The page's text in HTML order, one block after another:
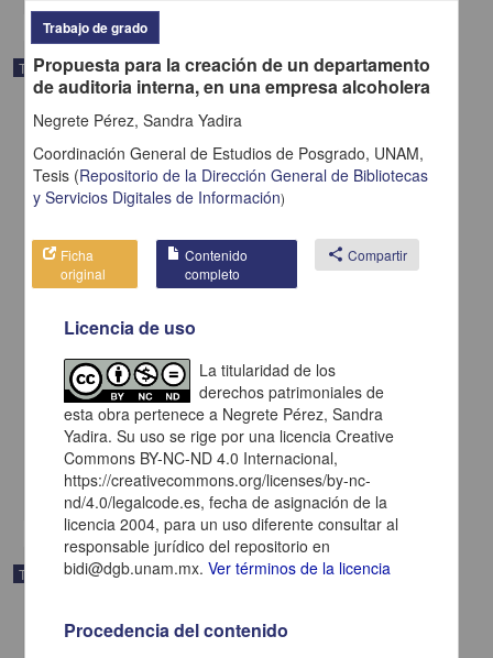
Trabajo de grado
Importancia de la ética profesional en el docente
Jorge Martínez, Mayra Elisa
Artes y Humanidades
Trabajo de grado
Trabajo de grado
Propuesta para la creación de un departamento
de auditoria interna, en una empresa alcoholera
Negrete Pérez, Sandra Yadira
Coordinación General de Estudios de Posgrado, UNAM,
Tesis (Repositorio de la Dirección General de Bibliotecas
y Servicios Digitales de Información)
Ficha
original
Contenido
completo
share Compartir
Licencia de uso
La titularidad de los
derechos patrimoniales de
esta obra pertenece a Negrete Pérez, Sandra
Yadira. Su uso se rige por una licencia Creative
Commons BY-NC-ND 4.0 Internacional,
https://creativecommons.org/licenses/by-nc-
nd/4.0/legalcode.es, fecha de asignación de la
licencia 2004, para un uso diferente consultar al
responsable jurídico del repositorio en
bidi@dgb.unam.mx.Ver términos de la licencia
Procedencia del contenido